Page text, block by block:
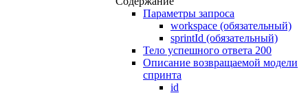
Параметры запроса
workspace (обязательный)
sprintId (обязательный)
Тело успешного ответа 200
Описание возвращаемой модели
спринта
id